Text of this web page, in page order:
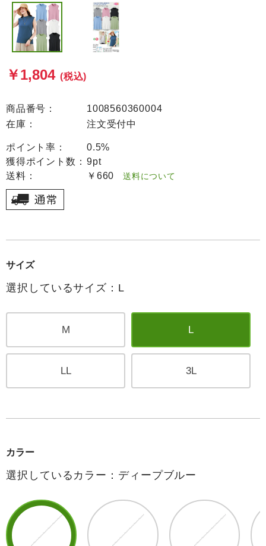
￥1,804 (税込)
商品番号：
1008560360004
在庫：
注文受付中
ポイント率：
0.5%
獲得ポイント数： 9pt
送料：
￥660 送料について
サイズ
選択しているサイズ：L
M L
LL 3L
カラー
選択しているカラー：ディープブルー